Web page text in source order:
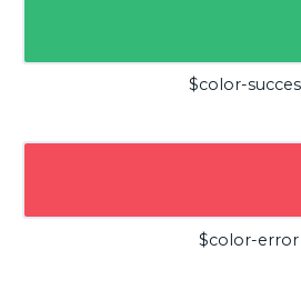
$color-
$color-error